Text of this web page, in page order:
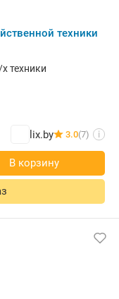
техники
техники
lix.by 3.0(7) i
В корзину